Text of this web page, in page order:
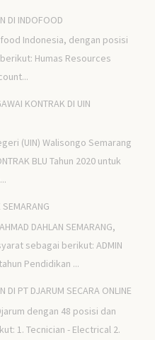
DI INDOFOOD
Indonesia, dengan posisi
Humas Resources
KONTRAK DI UIN
(UIN) Walisongo Semarang
BLU Tahun 2020 untuk
DAHLAN SEMARANG,
sebagai berikut: ADMIN
Pendidikan ...
DI PT DJARUM SECARA ONLINE
dengan 48 posisi dan
1. Tecnician - Electrical 2.